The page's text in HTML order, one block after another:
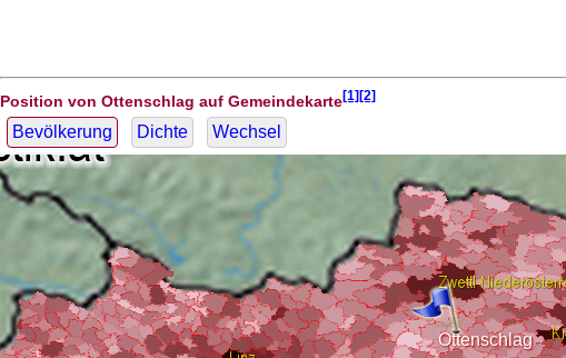
Position von Ottenschlag auf Gemeindekarte[1][2]
Bevölkerung Dichte Wechsel
Ottenschlag